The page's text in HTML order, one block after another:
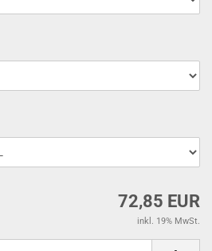
72,85 EUR
inkl. 19% MwSt.